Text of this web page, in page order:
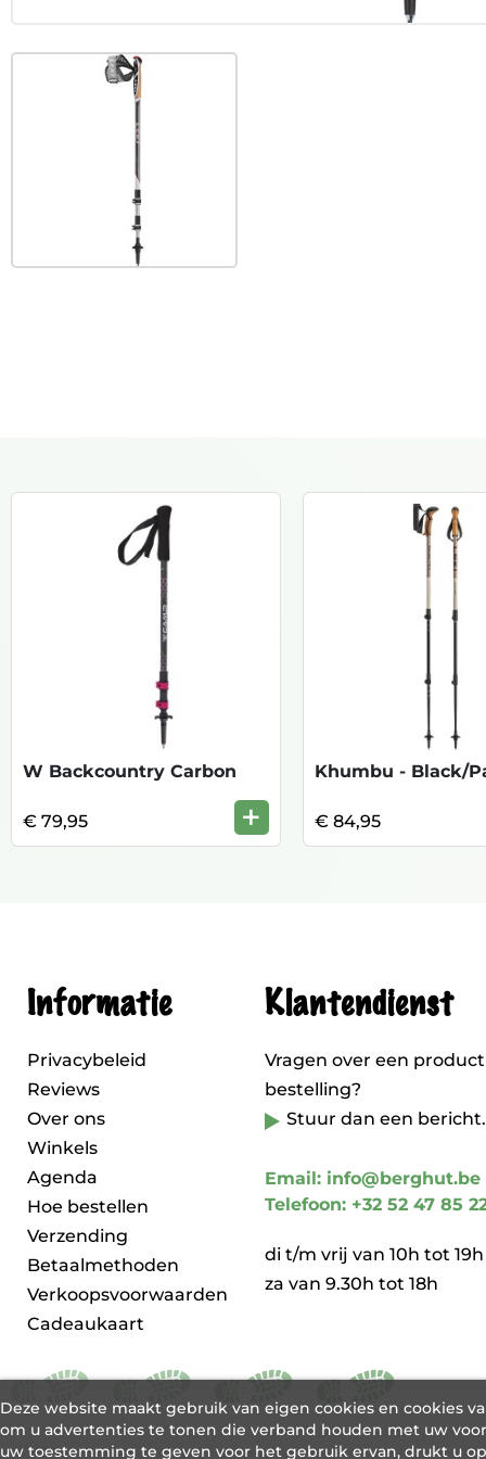
W Backcountry Carbon
€ 79,95 +
Khumbu - Black/
€ 84,95
Informatie
Privacybeleid
Reviews
Over ons
Winkels
Agenda
Hoe bestellen
Verzending
Betaalmethoden
Verkoopsvoorwaarden
Cadeaukaart
Klantendienst
Vragen over een
bestelling?
Stuur dan een bericht.
Email: info@berghut.be
Telefoon: +32 52 47 85
di t/m vrij van 10h tot 19h
za van 9.30h tot 18h
Deze website maakt gebruik van eigen cookies en cookies
om u advertenties te tonen die verband houden met uw
uw toestemming te geven voor het gebruik ervan, drukt u